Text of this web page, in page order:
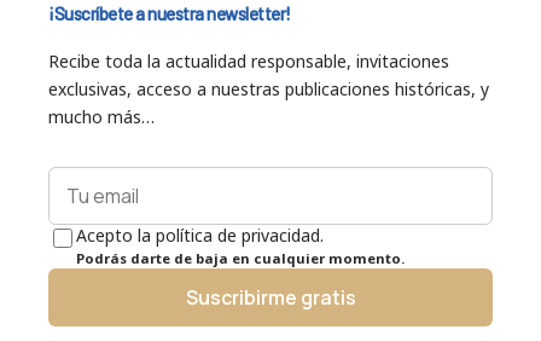
¡Suscríbete a nuestra newsletter!
Recibe toda la actualidad responsable, invitaciones
exclusivas, acceso a nuestras publicaciones históricas, y
mucho más…
Acepto la política de privacidad.
Podrás darte de baja en cualquier momento.
Suscribirme gratis